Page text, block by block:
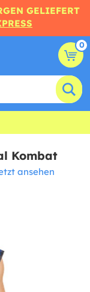
GELIEFERT
0
Kombat
ansehen